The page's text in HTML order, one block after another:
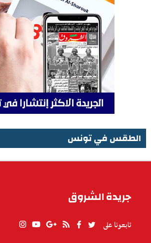
الطقس في تونس
جريدة الشروق
تابعونا على